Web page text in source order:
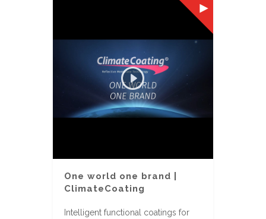
One world one brand |
ClimateCoating
Intelligent functional coatings for